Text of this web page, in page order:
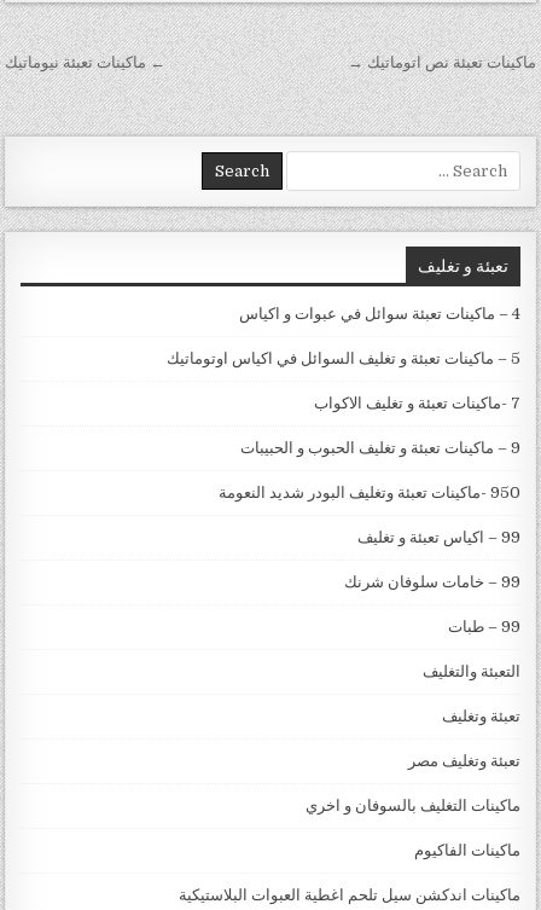
تصفّح المقالات ← ماكينات تعبئة نيوماتيك ماكينات تعبئة نص اتوماتيك →
Search for:
تعبئة و تغليف
4 – ماكينات تعبئة سوائل في عبوات و اكياس
5 – ماكينات تعبئة و تغليف السوائل في اكياس اوتوماتيك
7 -ماكينات تعبئة و تغليف الاكواب
9 – ماكينات تعبئة و تغليف الحبوب و الحبيبات
950 -ماكينات تعبئة وتغليف البودر شديد النعومة
99 – اكياس تعبئة و تغليف
99 – خامات سلوفان شرنك
99 – طبات
التعبئة والتغليف
تعبئة وتغليف
تعبئة وتغليف مصر
ماكينات التغليف بالسوفان و اخري
ماكينات الفاكيوم
ماكينات اندكشن سيل تلحم اغطية العبوات البلاستيكية